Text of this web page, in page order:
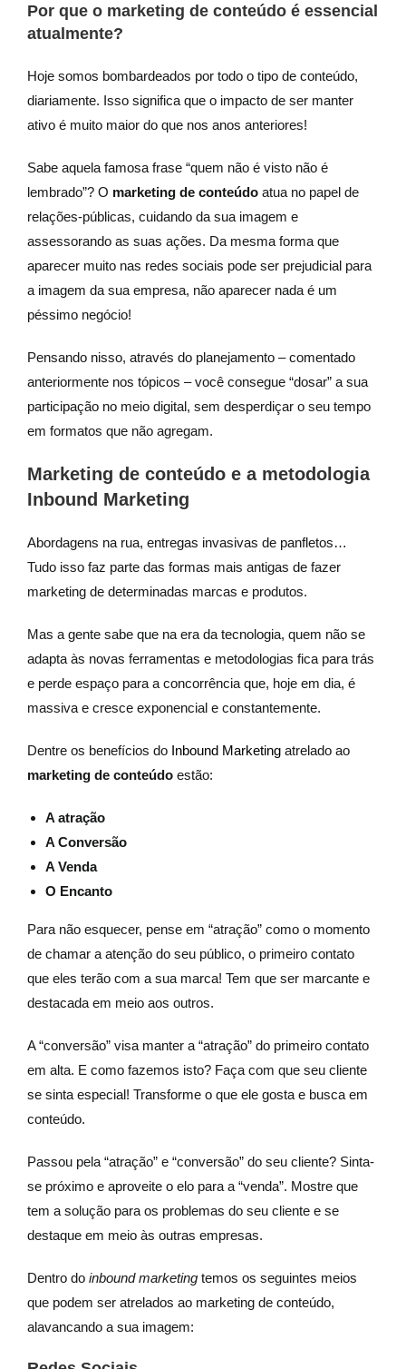
Por que o marketing de conteúdo é essencial
atualmente?
Hoje somos bombardeados por todo o tipo de conteúdo,
diariamente. Isso significa que o impacto de ser manter
ativo é muito maior do que nos anos anteriores!
Sabe aquela famosa frase “quem não é visto não é
lembrado”? O marketing de conteúdo atua no papel de
relações-públicas, cuidando da sua imagem e
assessorando as suas ações. Da mesma forma que
aparecer muito nas redes sociais pode ser prejudicial para
a imagem da sua empresa, não aparecer nada é um
péssimo negócio!
Pensando nisso, através do planejamento – comentado
anteriormente nos tópicos – você consegue “dosar” a sua
participação no meio digital, sem desperdiçar o seu tempo
em formatos que não agregam.
Marketing de conteúdo e a metodologia
Inbound Marketing
Abordagens na rua, entregas invasivas de panfletos…
Tudo isso faz parte das formas mais antigas de fazer
marketing de determinadas marcas e produtos.
Mas a gente sabe que na era da tecnologia, quem não se
adapta às novas ferramentas e metodologias fica para trás
e perde espaço para a concorrência que, hoje em dia, é
massiva e cresce exponencial e constantemente.
Dentre os benefícios do Inbound Marketing atrelado ao
marketing de conteúdo estão:
A atração
A Conversão
A Venda
O Encanto
Para não esquecer, pense em “atração” como o momento
de chamar a atenção do seu público, o primeiro contato
que eles terão com a sua marca! Tem que ser marcante e
destacada em meio aos outros.
A “conversão” visa manter a “atração” do primeiro contato
em alta. E como fazemos isto? Faça com que seu cliente
se sinta especial! Transforme o que ele gosta e busca em
conteúdo.
Passou pela “atração” e “conversão” do seu cliente? Sinta-
se próximo e aproveite o elo para a “venda”. Mostre que
tem a solução para os problemas do seu cliente e se
destaque em meio às outras empresas.
Dentro do inbound marketing temos os seguintes meios
que podem ser atrelados ao marketing de conteúdo,
alavancando a sua imagem: